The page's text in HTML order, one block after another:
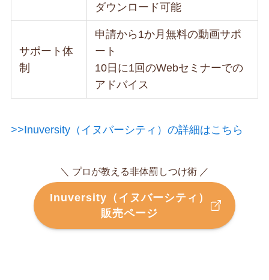
ダウンロード可能
サポート体
制
申請から1か月無料の動画サポ
ート
10日に1回のWebセミナーでの
アドバイス
>>Inuversity（イヌバーシティ）の詳細はこちら
＼ プロが教える非体罰しつけ術 ／
Inuversity（イヌバーシティ）
販売ページ